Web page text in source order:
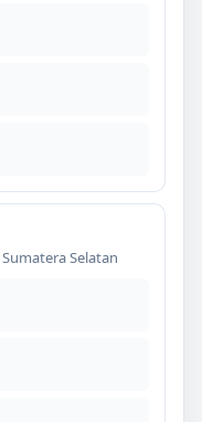
Sumatera Selatan